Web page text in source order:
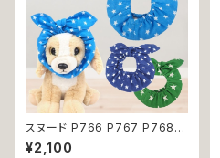
スヌード P766 P767 P768
カチューシャ うさ耳 たれ耳 うさ
みみ ドッグウェア ドッグ ウェア
¥2,100